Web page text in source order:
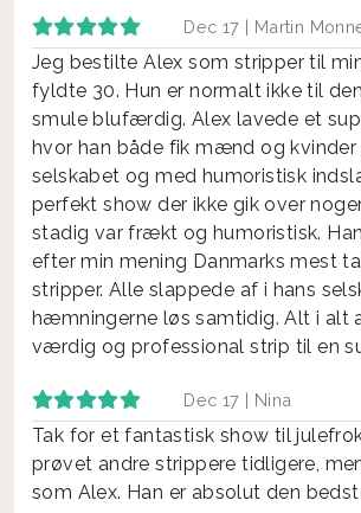
Dec 17 | Martin
Jeg bestilte Alex som stripper til
fyldte 30. Hun er normalt ikke til
smule blufærdig. Alex lavede et
hvor han både fik mænd og kvinder
selskabet og med humoristisk
perfekt show der ikke gik over
stadig var frækt og humoristisk.
efter min mening Danmarks mest
stripper. Alle slappede af i hans
hæmningerne løs samtidig. Alt i alt
værdig og professional strip til en
Dec 17 | Nina
Tak for et fantastisk show til
prøvet andre strippere tidligere,
som Alex. Han er absolut den